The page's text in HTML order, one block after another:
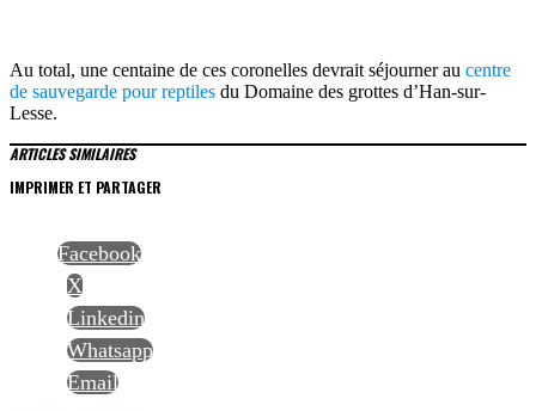
Au total, une centaine de ces coronelles devrait séjourner au centre
de sauvegarde pour reptiles du Domaine des grottes d’Han-sur-
Lesse.
ARTICLES SIMILAIRES
IMPRIMER ET PARTAGER
Facebook
X
Linkedin
Whatsapp
Email